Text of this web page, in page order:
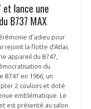
et lance une
B737 MAX
d’adieu pour
rejoint la flotte d'Atlas
appareil du B747,
du
B747 en 1966, un
2 couloirs et doté
emblématique. Le
est présenté au salon